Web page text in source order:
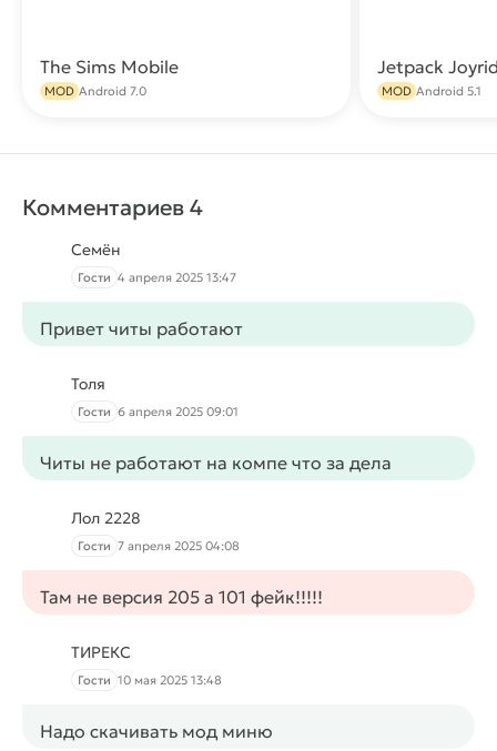
The Sims Mobile
MOD Android 7.0 MOD Android 5.1
Комментариев 4
Семён
Гости 4 апреля 2025 13:47
Привет читы работают
Толя
Гости 6 апреля 2025 09:01
Читы не работают на компе что за дела
Лол 2228
Гости 7 апреля 2025 04:08
Там не версия 205 а 101 фейк!!!!!
ТИРЕКС
Гости 10 мая 2025 13:48
Надо скачивать мод миню